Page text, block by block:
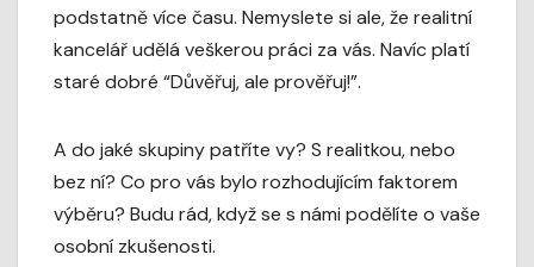
podstatně více času. Nemyslete si ale, že realitní
kancelář udělá veškerou práci za vás. Navíc platí
staré dobré “Důvěřuj, ale prověřuj!”.
A do jaké skupiny patříte vy? S realitkou, nebo
bez ní? Co pro vás bylo rozhodujícím faktorem
výběru? Budu rád, když se s námi podělíte o vaše
osobní zkušenosti.